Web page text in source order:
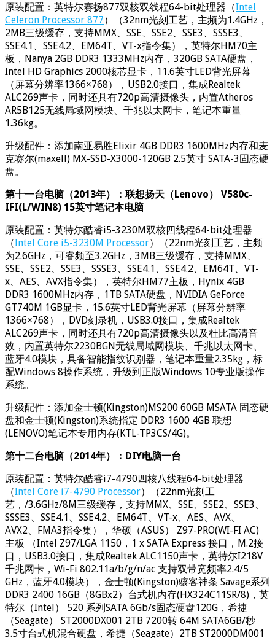
原装配置：英特尔赛扬877双核双线程64-bit处理器（Intel
Celeron Processor 877）（32nm光刻工艺，主频为1.4GHz，
2MB三级缓存，支持MMX、SSE、SSE2、SSE3、SSSE3、
SSE4.1、SSE4.2、EM64T、VT-x指令集），英特尔HM70主
板，Nanya 2GB DDR3 1333MHz内存，320GB SATA硬盘，
Intel HD Graphics 2000核芯显卡，11.6英寸LED背光屏幕
（屏幕分辨率1366×768），USB2.0接口，集成Realtek
ALC269声卡，同时还具有720p高清摄像头，内置Atheros
AR5B125无线局域网模块、千兆以太网卡，笔记本重量
1.36kg。
升级配件：添加南亚易胜Elixir 4GB DDR3 1600MHz内存和麦
克赛尔(maxell) MX-SSD-X3000-120GB 2.5英寸 SATA-3固态硬
盘。
第十一台电脑（2013年）：联想扬天（Lenovo） V580c-
IFI(L/WIN8) 15英寸笔记本电脑
原装配置：英特尔酷睿i5-3230M双核四线程64-bit处理器
（Intel Core i5-3230M Processor）（22nm光刻工艺，主频
为2.6GHz，可睿频至3.2GHz，3MB三级缓存，支持MMX、
SSE、SSE2、SSE3、SSSE3、SSE4.1、SSE4.2、EM64T、VT-
x、AES、AVX指令集），英特尔HM77主板，Hynix 4GB
DDR3 1600MHz内存，1TB SATA硬盘，NVIDIA GeForce
GT740M 1GB显卡，15.6英寸LED背光屏幕（屏幕分辨率
1366×768），DVD刻录机，USB3.0接口，集成Realtek
ALC269声卡，同时还具有720p高清摄像头以及杜比高清音
效，内置英特尔2230BGN无线局域网模块、千兆以太网卡、
蓝牙4.0模块，具备智能指纹识别器，笔记本重量2.35kg，标
配Windows 8操作系统，升级到正版Windows 10专业版操作
系统。
升级配件：添加金士顿(Kingston)MS200 60GB MSATA 固态硬
盘和金士顿(Kingston)系统指定 DDR3 1600 4GB 联想
(LENOVO)笔记本专用内存(KTL-TP3CS/4G)。
第十二台电脑（2014年）：DIY电脑一台
原装配置：英特尔酷睿i7-4790四核八线程64-bit处理器
（Intel Core i7-4790 Processor）（22nm光刻工
艺，/3.6GHz/8M三级缓存，支持MMX、SSE、SSE2、SSE3、
SSSE3、SSE4.1、SSE4.2、EM64T、VT-x、AES、AVX、
AVX2、FMA3指令集），华硕（ASUS） Z97-PRO(WI-FI AC)
主板 （Intel Z97/LGA 1150，1 x SATA Express 接口，M.2接
口，USB3.0接口，集成Realtek ALC1150声卡，英特尔I218V
千兆网卡，Wi-Fi 802.11a/b/g/n/ac 支持双带宽频率2.4/5
GHz，蓝牙4.0模块），金士顿(Kingston)骇客神条 Savage系列
DDR3 2400 16GB（8GBx2）台式机内存(HX324C11SR/8)，英
特尔（Intel） 520 系列SATA 6Gb/s固态硬盘120G，希捷
（Seagate） ST2000DX001 2TB 7200转 64M SATA6GB/秒
3.5寸台式机混合硬盘，希捷（Seagate）2TB ST2000DM001